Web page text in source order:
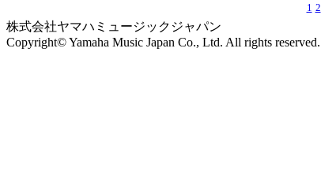
1 2
株式会社ヤマハミュージックジャパン
Copyright© Yamaha Music Japan Co., Ltd. All rights reserved.